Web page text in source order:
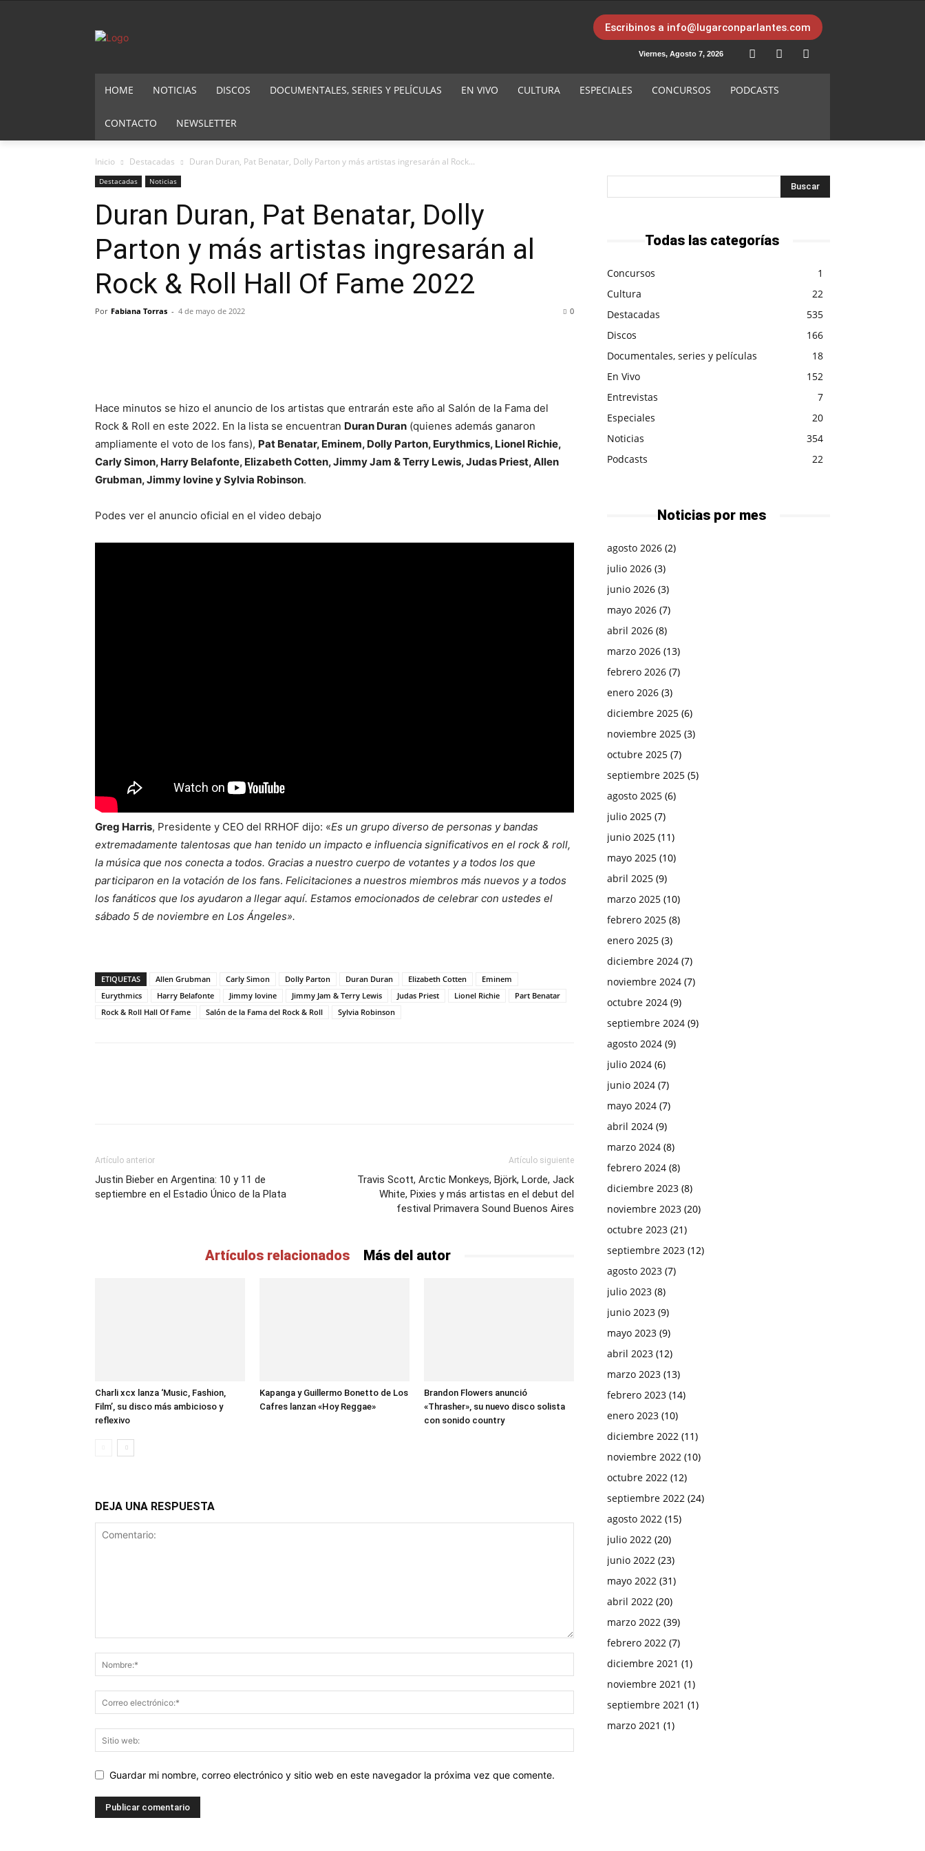
Escribinos a info@lugarconparlantes.com
Viernes, Agosto 7, 2026
HOME NOTICIAS DISCOS DOCUMENTALES, SERIES Y PELÍCULAS EN VIVO CULTURA ESPECIALES CONCURSOS PODCASTS
CONTACTO NEWSLETTER
Inicio Destacadas Duran Duran, Pat Benatar, Dolly Parton y más artistas ingresarán al Rock...
Destacadas Noticias
Duran Duran, Pat Benatar, Dolly
Parton y más artistas ingresarán al
Rock & Roll Hall Of Fame 2022
Por Fabiana Torras - 4 de mayo de 2022 0
Hace minutos se hizo el anuncio de los artistas que entrarán este año al Salón de la Fama del
Rock & Roll en este 2022. En la lista se encuentran Duran Duran (quienes además ganaron
ampliamente el voto de los fans), Pat Benatar, Eminem, Dolly Parton, Eurythmics, Lionel Richie,
Carly Simon, Harry Belafonte, Elizabeth Cotten, Jimmy Jam & Terry Lewis, Judas Priest, Allen
Grubman, Jimmy Iovine y Sylvia Robinson.
Podes ver el anuncio oficial en el video debajo
Greg Harris, Presidente y CEO del RRHOF dijo: «Es un grupo diverso de personas y bandas
extremadamente talentosas que han tenido un impacto e influencia significativos en el rock & roll,
la música que nos conecta a todos. Gracias a nuestro cuerpo de votantes y a todos los que
participaron en la votación de los fans. Felicitaciones a nuestros miembros más nuevos y a todos
los fanáticos que los ayudaron a llegar aquí. Estamos emocionados de celebrar con ustedes el
sábado 5 de noviembre en Los Ángeles».
ETIQUETAS Allen Grubman Carly Simon Dolly Parton Duran Duran Elizabeth Cotten
Eminem
Eurythmics
Harry Belafonte Jimmy Iovine Jimmy Jam & Terry Lewis Judas Priest Lionel Richie
Part Benatar
Rock & Roll Hall Of Fame
Salón de la Fama del Rock & Roll Sylvia Robinson
Artículo anterior
Justin Bieber en Argentina: 10 y 11 de
septiembre en el Estadio Único de la Plata
Artículo siguiente
Travis Scott, Arctic Monkeys, Björk, Lorde, Jack
White, Pixies y más artistas en el debut del
festival Primavera Sound Buenos Aires
Artículos relacionados Más del autor
Charli xcx lanza ‘Music, Fashion,
Film’, su disco más ambicioso y
reflexivo
Kapanga y Guillermo Bonetto de Los
Cafres lanzan «Hoy Reggae»
Brandon Flowers anunció
«Thrasher», su nuevo disco solista
con sonido country
DEJA UNA RESPUESTA
Guardar mi nombre, correo electrónico y sitio web en este navegador la próxima vez que comente.
Todas las categorías
Concursos
1
Cultura
22
Destacadas
535
Discos
166
Documentales, series y películas
18
En Vivo
152
Entrevistas
7
Especiales
20
Noticias
354
Podcasts
22
Noticias por mes
agosto 2026 (2)
julio 2026 (3)
junio 2026 (3)
mayo 2026 (7)
abril 2026 (8)
marzo 2026 (13)
febrero 2026 (7)
enero 2026 (3)
diciembre 2025 (6)
noviembre 2025 (3)
octubre 2025 (7)
septiembre 2025 (5)
agosto 2025 (6)
julio 2025 (7)
junio 2025 (11)
mayo 2025 (10)
abril 2025 (9)
marzo 2025 (10)
febrero 2025 (8)
enero 2025 (3)
diciembre 2024 (7)
noviembre 2024 (7)
octubre 2024 (9)
septiembre 2024 (9)
agosto 2024 (9)
julio 2024 (6)
junio 2024 (7)
mayo 2024 (7)
abril 2024 (9)
marzo 2024 (8)
febrero 2024 (8)
diciembre 2023 (8)
noviembre 2023 (20)
octubre 2023 (21)
septiembre 2023 (12)
agosto 2023 (7)
julio 2023 (8)
junio 2023 (9)
mayo 2023 (9)
abril 2023 (12)
marzo 2023 (13)
febrero 2023 (14)
enero 2023 (10)
diciembre 2022 (11)
noviembre 2022 (10)
octubre 2022 (12)
septiembre 2022 (24)
agosto 2022 (15)
julio 2022 (20)
junio 2022 (23)
mayo 2022 (31)
abril 2022 (20)
marzo 2022 (39)
febrero 2022 (7)
diciembre 2021 (1)
noviembre 2021 (1)
septiembre 2021 (1)
marzo 2021 (1)